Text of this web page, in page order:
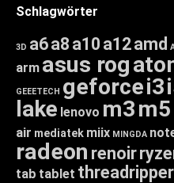
Schlagwörter
3D a6a8 a10 a12amd
arm asus rog
GEEETECH geforcei3
lake lenovo m3m5
air mediatek miix MINGDA
radeon renoir
tab tablet threadripper